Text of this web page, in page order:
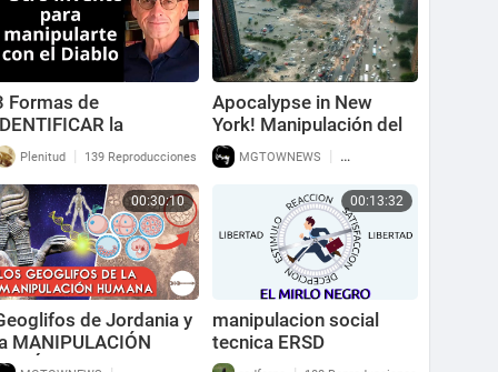
Formas de
la
Religiosa
lo que dice este
Mauro Biglino
Plenitud | 139 Reproducciones
Apocalypse in New
York! Manipulación del
Clima.MGTOWNEWS | 233 Reproducciones
00:30:10
de Jordania y
MANIPULACIÓN
en el Goy.
00:13:32
manipulacion social
tecnica ERSD